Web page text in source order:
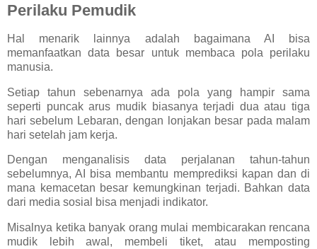
Perilaku Pemudik
Hal menarik lainnya adalah bagaimana AI bisa
memanfaatkan data besar untuk membaca pola perilaku
manusia.
Setiap tahun sebenarnya ada pola yang hampir sama
seperti puncak arus mudik biasanya terjadi dua atau tiga
hari sebelum Lebaran, dengan lonjakan besar pada malam
hari setelah jam kerja.
Dengan menganalisis data perjalanan tahun-tahun
sebelumnya, AI bisa membantu memprediksi kapan dan di
mana kemacetan besar kemungkinan terjadi. Bahkan data
dari media sosial bisa menjadi indikator.
Misalnya ketika banyak orang mulai membicarakan rencana
mudik lebih awal, membeli tiket, atau memposting